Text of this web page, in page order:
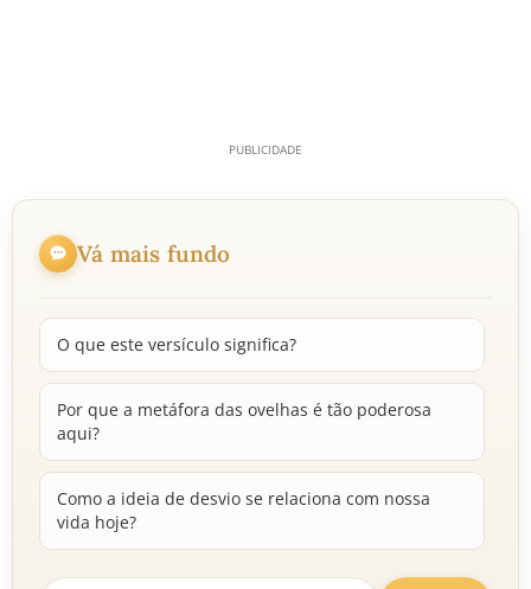
Vá mais fundo
O que este versículo significa?
Por que a metáfora das ovelhas é tão poderosa
aqui?
Como a ideia de desvio se relaciona com nossa
vida hoje?